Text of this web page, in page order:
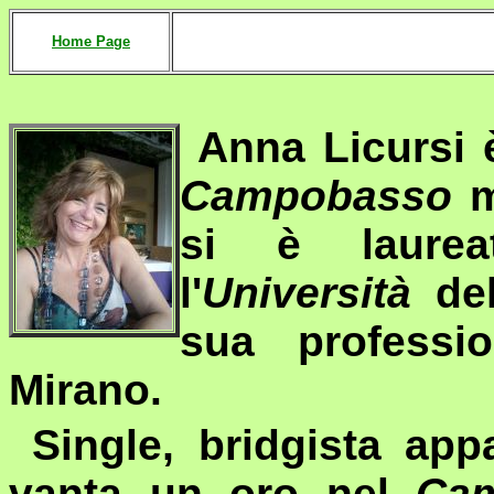
Home Page
Anna Licursi
Campobasso
si è
l'Università
sua
Mirano.
Single, bridgista